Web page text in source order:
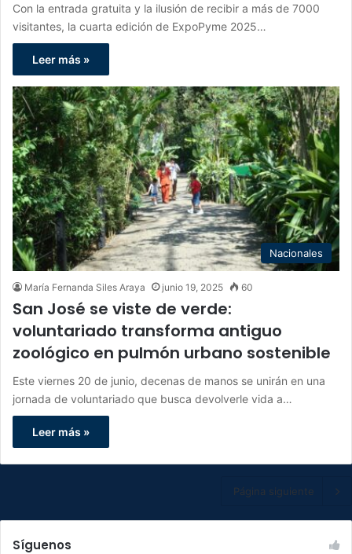
Con la entrada gratuita y la ilusión de recibir a más de 7000
visitantes, la cuarta edición de ExpoPyme 2025…
Leer más »
Nacionales
María Fernanda Siles Araya junio 19, 2025 60
San José se viste de verde:
voluntariado transforma antiguo
zoológico en pulmón urbano sostenible
Este viernes 20 de junio, decenas de manos se unirán en una
jornada de voluntariado que busca devolverle vida a…
Leer más »
Página siguiente
Síguenos